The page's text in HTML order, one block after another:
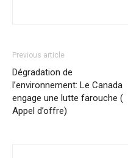
Previous article
Dégradation de
l’environnement: Le Canada
engage une lutte farouche (
Appel d’offre)